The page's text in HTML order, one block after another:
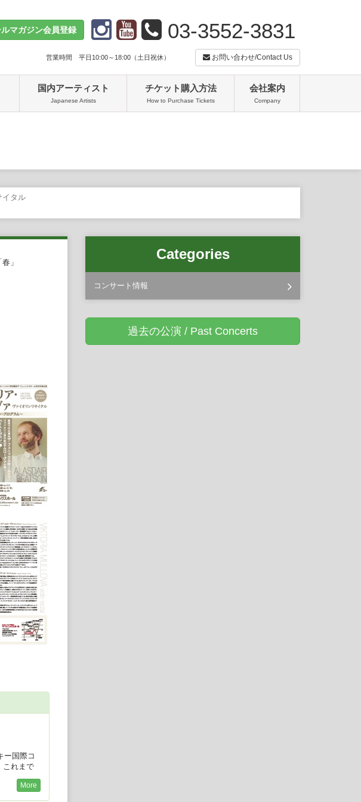
ルマガジン会員登録 03-3552-3831
営業時間 平日10:00～18:00（土日祝休） お問い合わせ/Contact Us
国内アーティスト
Japanese Artists
チケット購入方法
How to Purchase Tickets
会社案内
Company
イタル
」
ー国際コ
これまで
楽団をはじ
、ズービ
・ハイテ
More
Categories
コンサート情報
過去の公演 / Past Concerts